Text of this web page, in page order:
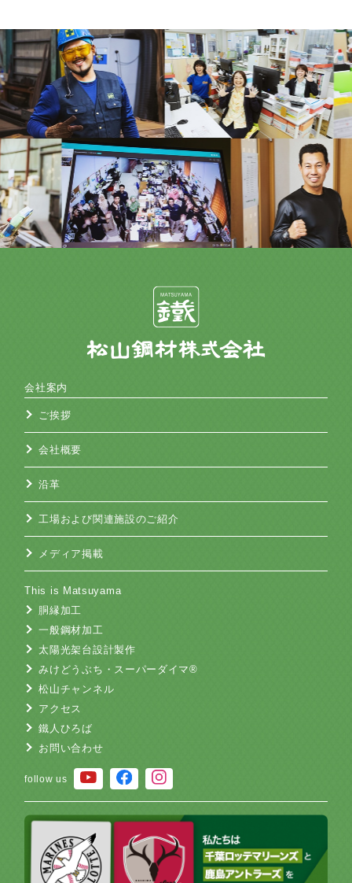
会社案内
ご挨拶
会社概要
沿革
工場および関連施設のご紹介
メディア掲載
This is Matsuyama
胴縁加工
一般鋼材加工
太陽光架台設計製作
みけどうぶち・スーパーダイマ®
松山チャンネル
アクセス
鐵人ひろば
お問い合わせ
follow us